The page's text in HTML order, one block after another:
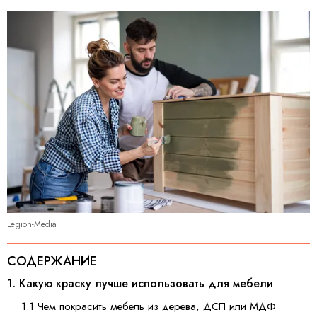
Legion-Media
СОДЕРЖАНИЕ
1. Какую краску лучше использовать для мебели
1.1 Чем покрасить мебель из дерева, ДСП или МДФ